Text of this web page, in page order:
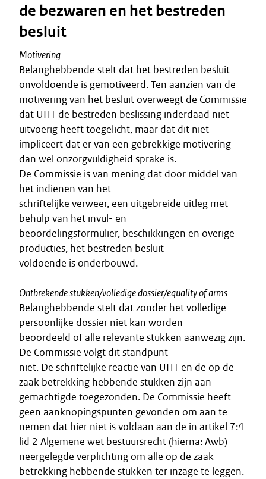
de bezwaren en het bestreden
besluit
Motivering
Belanghebbende stelt dat het bestreden besluit
onvoldoende is gemotiveerd. Ten aanzien van de
motivering van het besluit overweegt de Commissie
dat UHT de bestreden beslissing inderdaad niet
uitvoerig heeft toegelicht, maar dat dit niet
impliceert dat er van een gebrekkige motivering
dan wel onzorgvuldigheid sprake is.
De Commissie is van mening dat door middel van
het indienen van het
schriftelijke verweer, een uitgebreide uitleg met
behulp van het invul- en
beoordelingsformulier, beschikkingen en overige
producties, het bestreden besluit
voldoende is onderbouwd.
Ontbrekende stukken/volledige dossier/equality of arms
Belanghebbende stelt dat zonder het volledige
persoonlijke dossier niet kan worden
beoordeeld of alle relevante stukken aanwezig zijn.
De Commissie volgt dit standpunt
niet. De schriftelijke reactie van UHT en de op de
zaak betrekking hebbende stukken zijn aan
gemachtigde toegezonden. De Commissie heeft
geen aanknopingspunten gevonden om aan te
nemen dat hier niet is voldaan aan de in artikel 7:4
lid 2 Algemene wet bestuursrecht (hierna: Awb)
neergelegde verplichting om alle op de zaak
betrekking hebbende stukken ter inzage te leggen.